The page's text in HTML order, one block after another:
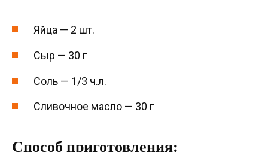
Яйца — 2 шт.
Сыр — 30 г
Соль — 1/3 ч.л.
Сливочное масло — 30 г
Способ приготовления: